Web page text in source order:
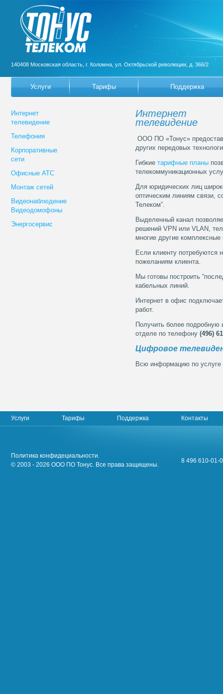
140408 Московская область, г. Коломна, ул. Октябрьской революции, д. 366/2
Услуги Тарифы Поддержка
Интернет
телевидение
Телефония
Корпоративные
сети
Офисные АТС
Монтаж сетей
Видеонаблюдение
Видеодомофоны
Энергосервис
Интернет
телевидение
ООО ПО «Тонус»
других передовых
Гибкие тарифные планы
телекоммуникационных
Для юридических лиц
оптическим линиям связи,
Телеком”.
Выделенный канал
решений VPN или VLAN,
многие другие
Если клиенту потребуются
пожеланиям клиента.
Мы готовы построить
кабельных линий.
Интернет в офис
работ.
Получить более
отделе по телефону (496)
Цифровое
Всю информацию по
Услуги Тарифы Поддержка Контакты
Политика конфидециальности.
© 2003 - 2026 ООО ПО Тонус. Все права защищены.
8 496 610-01-